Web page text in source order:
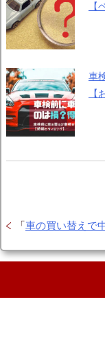
【
車
【
「 車の買い替えで